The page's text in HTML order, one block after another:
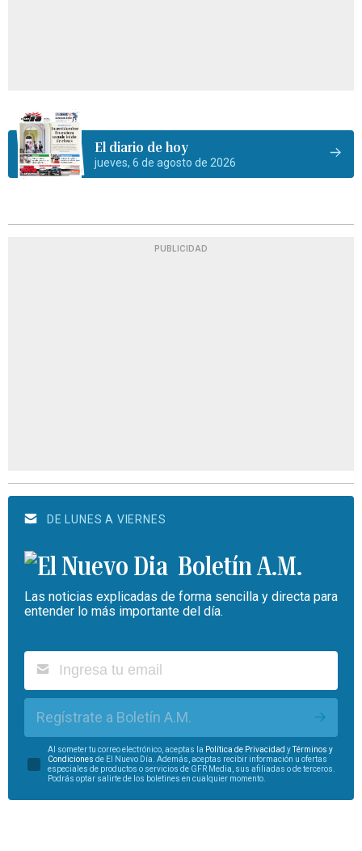
El diario de hoy
jueves, 6 de agosto de 2026
PUBLICIDAD
DE LUNES A VIERNES
Boletín A.M.
Las noticias explicadas de forma sencilla y directa para
entender lo más importante del día.
Regístrate a Boletín A.M.
Al someter tu correo electrónico, aceptas la Política de Privacidad yTérminos y
Condiciones de El Nuevo Día. Además, aceptas recibir información u ofertas
especiales de productos o servicios de GFR Media, sus afiliadas o de terceros.
Podrás optar salirte de los boletines en cualquier momento.